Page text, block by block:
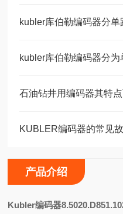
kubler库伯勒编码器分
kubler库伯勒编码器分
石油钻井用编码器其特
KUBLER编码器的常见
产品介绍
Kubler编码器